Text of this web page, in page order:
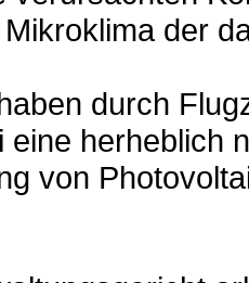
der
durch
herheblich
von